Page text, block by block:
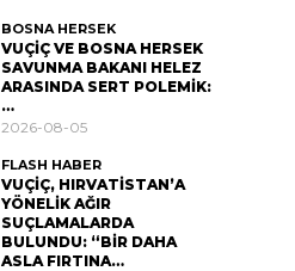
BOSNA HERSEK
VUÇİÇ VE BOSNA HERSEK
SAVUNMA BAKANI HELEZ
ARASINDA SERT POLEMİK:
…
2026-08-05
FLASH HABER
VUÇİÇ, HIRVATİSTAN’A
YÖNELİK AĞIR
SUÇLAMALARDA
BULUNDU: “BİR DAHA
ASLA FIRTINA…